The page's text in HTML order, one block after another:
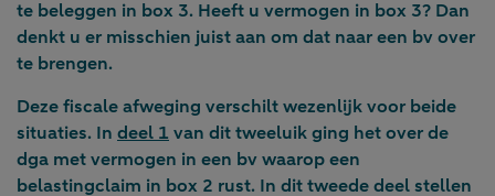
te beleggen in box 3. Heeft u vermogen in box 3? Dan
denkt u er misschien juist aan om dat naar een bv over
te brengen.
Deze fiscale afweging verschilt wezenlijk voor beide
situaties. In deel 1 van dit tweeluik ging het over de
dga met vermogen in een bv waarop een
belastingclaim in box 2 rust. In dit tweede deel stellen